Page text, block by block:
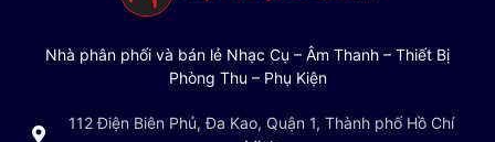
Nhà phân phối và bán lẻ Nhạc Cụ – Âm Thanh – Thiết Bị
Phòng Thu – Phụ Kiện
112 Điện Biên Phủ, Đa Kao, Quận 1, Thành phố Hồ Chí